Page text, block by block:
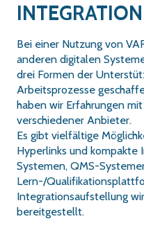
INTEGRATION
Bei einer Nutzung von
anderen digitalen
drei Formen der
Arbeitsprozesse
haben wir Erfahrungen
verschiedener Anbieter.
Es gibt vielfältige
Hyperlinks und
Systemen, QMS-
Lern-/
Integrationsaufstellung
bereitgestellt.